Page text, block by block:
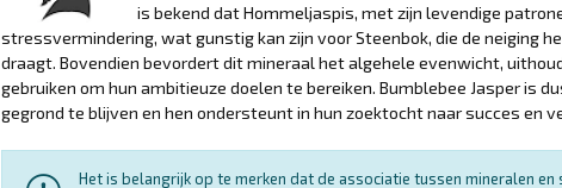
is bekend dat Hommeljaspis, met zijn levendige
stressvermindering, wat gunstig kan zijn voor Steenbok, die de neiging
draagt. Bovendien bevordert dit mineraal het algehele evenwicht,
gebruiken om hun ambitieuze doelen te bereiken. Bumblebee Jasper is
gegrond te blijven en hen ondersteunt in hun zoektocht naar succes en
Het is belangrijk op te merken dat de associatie tussen mineralen